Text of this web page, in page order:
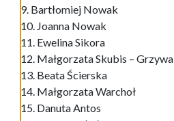
9. Bartłomiej Nowak
10. Joanna Nowak
11. Ewelina Sikora
12. Małgorzata Skubis – Grzywa
13. Beata Ścierska
14. Małgorzata Warchoł
15. Danuta Antos